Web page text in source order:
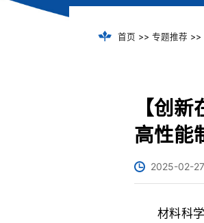
首页 >> 专题推荐 >>
【创
高性能
2025-02-27
材料科